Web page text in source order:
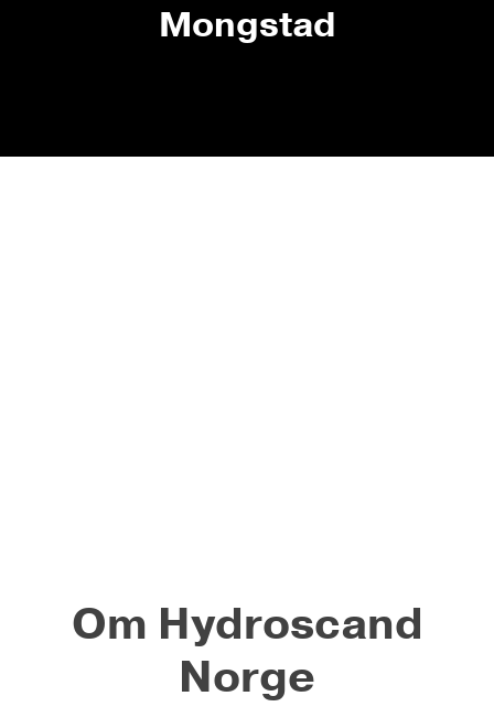
Mongstad
Om Hydroscand
Norge